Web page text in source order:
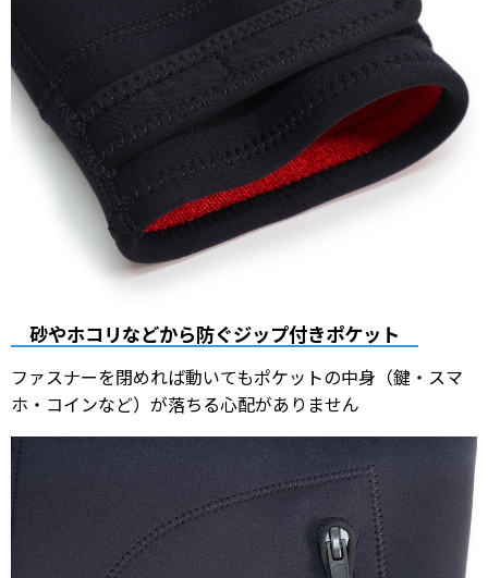
砂やホコリなどから防ぐジップ付きポケット
ファスナーを閉めれば動いてもポケットの中身（鍵・スマ
ホ・コインなど）が落ちる心配がありません